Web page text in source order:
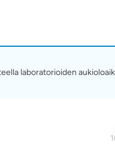
laboratorioiden